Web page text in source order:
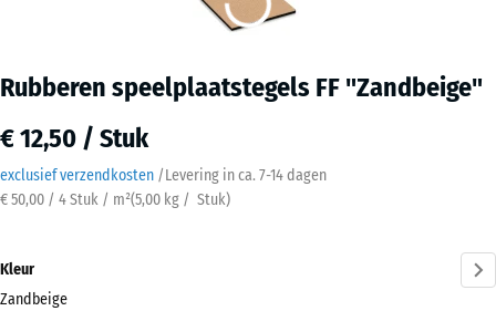
Rubberen speelplaatstegels FF "Zandbeige"
€ 12,50 / Stuk
exclusief verzendkosten /Levering in ca. 7-14 dagen
€ 50,00 / 4 Stuk / m²(5,00 kg / Stuk)
Kleur
Zandbeige